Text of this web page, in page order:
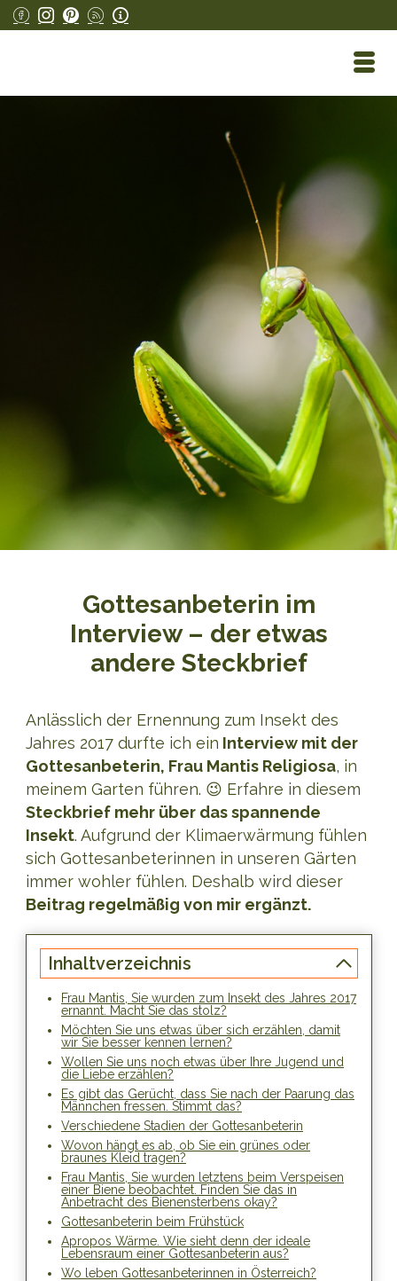
Gottesanbeterin im
Interview – der etwas
andere Steckbrief
Anlässlich der Ernennung zum Insekt des
Jahres 2017 durfte ich ein Interview mit der
Gottesanbeterin, Frau Mantis Religiosa, in
meinem Garten führen. 😉 Erfahre in diesem
Steckbrief mehr über das spannende
Insekt. Aufgrund der Klimaerwärmung fühlen
sich Gottesanbeterinnen in unseren Gärten
immer wohler fühlen. Deshalb wird dieser
Beitrag regelmäßig von mir ergänzt.
Inhaltverzeichnis
Frau Mantis, Sie wurden zum Insekt des Jahres 2017
ernannt. Macht Sie das stolz?
Möchten Sie uns etwas über sich erzählen, damit
wir Sie besser kennen lernen?
Wollen Sie uns noch etwas über Ihre Jugend und
die Liebe erzählen?
Es gibt das Gerücht, dass Sie nach der Paarung das
Männchen fressen. Stimmt das?
Verschiedene Stadien der Gottesanbeterin
Wovon hängt es ab, ob Sie ein grünes oder
braunes Kleid tragen?
Frau Mantis, Sie wurden letztens beim Verspeisen
einer Biene beobachtet. Finden Sie das in
Anbetracht des Bienensterbens okay?
Gottesanbeterin beim Frühstück
Apropos Wärme. Wie sieht denn der ideale
Lebensraum einer Gottesanbeterin aus?
Wo leben Gottesanbeterinnen in Österreich?